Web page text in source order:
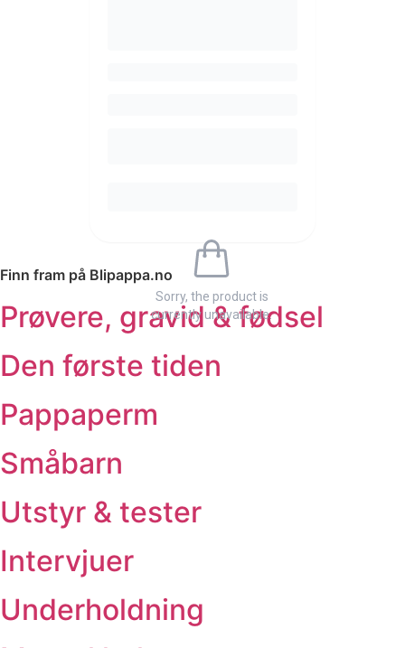
Sorry, the product is
currently unavailable.
Finn fram på Blipappa.no
Prøvere, gravid & fødsel
Den første tiden
Pappaperm
Småbarn
Utstyr & tester
Intervjuer
Underholdning